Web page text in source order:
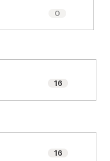
0
16
16